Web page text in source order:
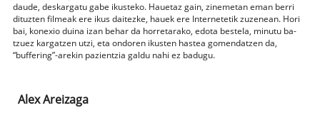
daude, deskargatu gabe ikusteko. Hauetaz gain, zinemetan eman berri
dituzten filmeak ere ikus daitezke, hauek ere Internetetik zuzenean. Hori
bai, konexio duina izan behar da horretarako, edota bestela, minutu ba-
tzuez kargatzen utzi, eta ondoren ikusten hastea gomendatzen da,
“buffering”-arekin pazientzia galdu nahi ez badugu.
Alex Areizaga